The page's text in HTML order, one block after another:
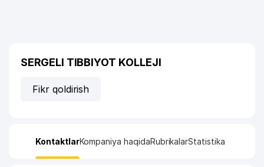
SERGELI TIBBIYOT KOLLEJI
Fikr qoldirish
KontaktlarKompaniya haqidaRubrikalarStatistika